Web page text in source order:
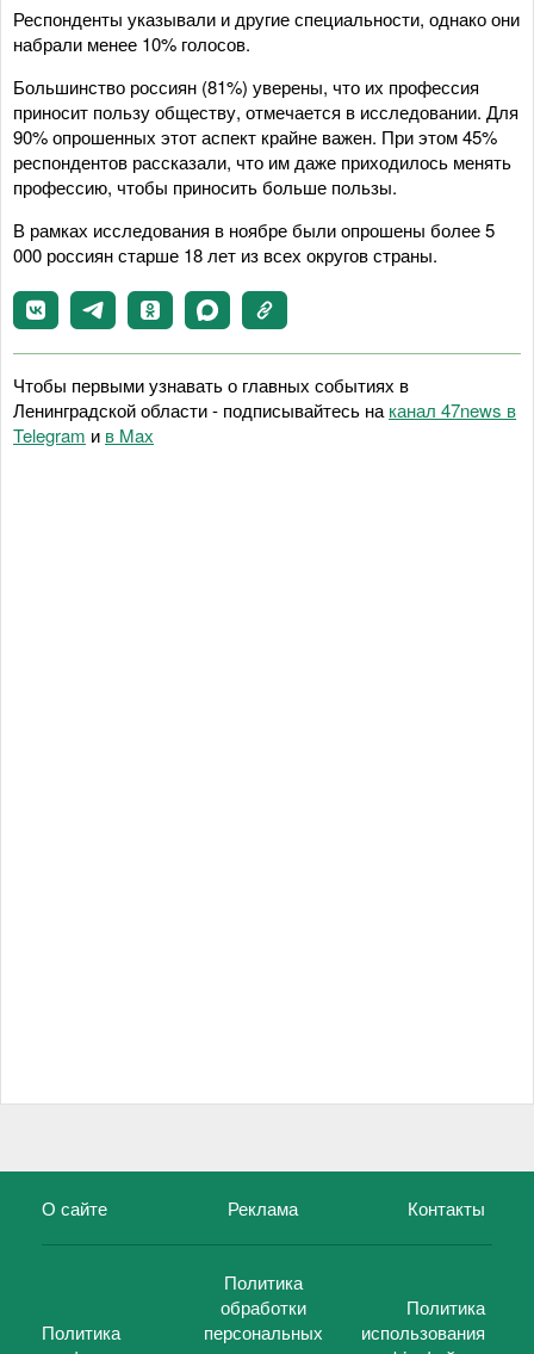
Респонденты указывали и другие специальности, однако они
набрали менее 10% голосов.
Большинство россиян (81%) уверены, что их профессия
приносит пользу обществу, отмечается в исследовании. Для
90% опрошенных этот аспект крайне важен. При этом 45%
респондентов рассказали, что им даже приходилось менять
профессию, чтобы приносить больше пользы.
В рамках исследования в ноябре были опрошены более 5
000 россиян старше 18 лет из всех округов страны.
Чтобы первыми узнавать о главных событиях в
Ленинградской области - подписывайтесь на канал 47news в
Telegram и в Maх
О сайте Реклама Контакты
Политика
Политика
обработки
персональных
Политика
использования